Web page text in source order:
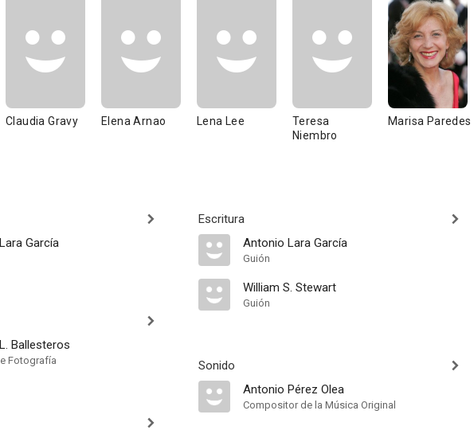
Claudia Gravy Elena Arnao Lena Lee
Teresa
Niembro
Marisa Paredes
García
Ballesteros
Fotografía
Escritura
Antonio Lara García
Guión
William S. Stewart
Guión
Sonido
Antonio Pérez Olea
Compositor de la Música Original